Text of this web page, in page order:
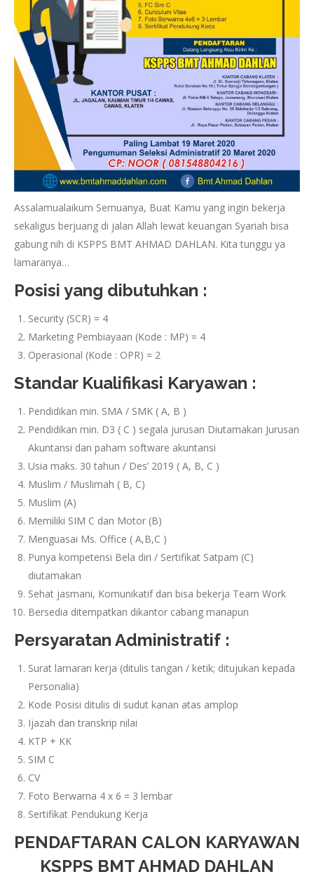
Assalamualaikum Semuanya, Buat Kamu yang ingin bekerja
sekaligus berjuang di jalan Allah lewat keuangan Syariah bisa
gabung nih di KSPPS BMT AHMAD DAHLAN. Kita tunggu ya
lamaranya…
Posisi yang dibutuhkan :
Security (SCR) = 4
Marketing Pembiayaan (Kode : MP) = 4
Operasional (Kode : OPR) = 2
Standar Kualifikasi Karyawan :
Pendidikan min. SMA / SMK ( A, B )
Pendidikan min. D3 ( C ) segala jurusan Diutamakan Jurusan
Akuntansi dan paham software akuntansi
Usia maks. 30 tahun / Des’ 2019 ( A, B, C )
Muslim / Muslimah ( B, C)
Muslim (A)
Memiliki SIM C dan Motor (B)
Menguasai Ms. Office ( A,B,C )
Punya kompetensi Bela diri / Sertifikat Satpam (C)
diutamakan
Sehat jasmani, Komunikatif dan bisa bekerja Team Work
Bersedia ditempatkan dikantor cabang manapun
Persyaratan Administratif :
Surat lamaran kerja (ditulis tangan / ketik; ditujukan kepada
Personalia)
Kode Posisi ditulis di sudut kanan atas amplop
Ijazah dan transkrip nilai
KTP + KK
SIM C
CV
Foto Berwarna 4 x 6 = 3 lembar
Sertifikat Pendukung Kerja
PENDAFTARAN CALON KARYAWAN
KSPPS BMT AHMAD DAHLAN